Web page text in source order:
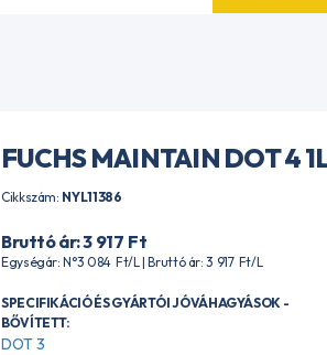
FUCHS MAINTAIN DOT 4
Cikkszám: NYL11386
Bruttó ár: 3 917 Ft
Egységár: N°3 084 Ft/L | Bruttó ár: 3 917 Ft/L
SPECIFIKÁCIÓ ÉS GYÁRTÓI JÓVÁHAGYÁSOK -
BŐVÍTETT:
DOT 3